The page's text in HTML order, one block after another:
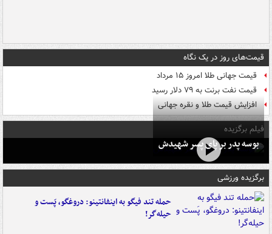
قیمت‌های روز در یک نگاه
قیمت جهانی طلا امروز ۱۵ مرداد
قیمت نفت برنت به ۷۹ دلار رسید
افزایش قیمت طلا و نقره جهانی
فیلم برگزیده
بوسه‌ پدر بر پای پسر شهیدش
برگزیده ورزشی
حمله تند فیگو به اینفانتینو: دروغگو، پَست‌ و
حیله‌گر!